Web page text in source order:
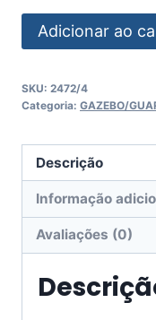
Adicionar ao
SKU: 2472/4
Categoria: GAZEBO/
Descrição
Informação
Avaliações (0)